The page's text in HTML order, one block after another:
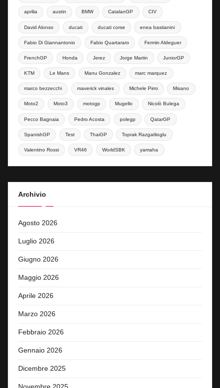
aprilia austin BMW CatalanGP CIV
David Alonso ducati ducati corse enea bastianini
Fabio Di Giannantonio Fabio Quartararo Fermin Aldeguer
FrenchGP Honda Jerez Jorge Martin JuniorGP
KTM Le Mans Manu Gonzalez marc marquez
marco bezzecchi maverick vinales Michele Pirro Misano
Moto2 Moto3 motogp Mugello Nicolò Bulega
Pecco Bagnaia Pedro Acosta polegp QatarGP
SpanishGP Test ThaiGP Toprak Razgatlioglu
Valentino Rossi VR46 WorldSBK yamaha
Archivio
Agosto 2026
Luglio 2026
Giugno 2026
Maggio 2026
Aprile 2026
Marzo 2026
Febbraio 2026
Gennaio 2026
Dicembre 2025